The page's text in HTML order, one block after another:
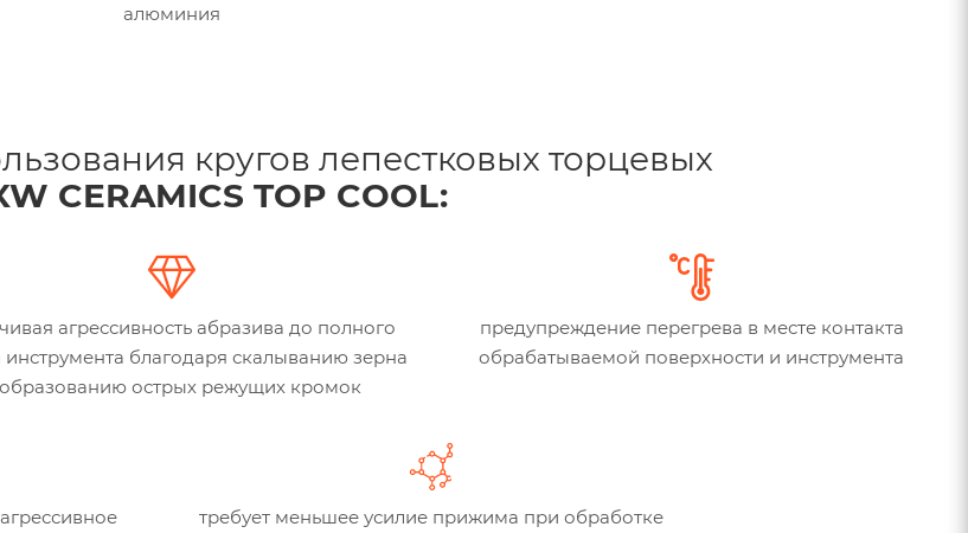
алюминия
кругов лепестковых торцевых
CERAMICS TOP COOL:
агрессивность абразива до полного
инструмента благодаря скалыванию зерна
острых режущих кромок
предупреждение перегрева в месте контакта
обрабатываемой поверхности и инструмента
требует меньшее усилие прижима при обработке